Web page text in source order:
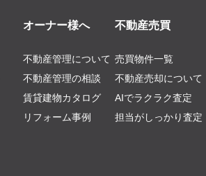
オーナー様へ
不動産管理について
不動産管理の相談
賃貸建物カタログ
リフォーム事例
不動産売買
売買物件一覧
不動産売却について
AIでラクラク査定
担当がしっかり査定